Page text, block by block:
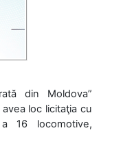
din Moldova”
loc licitaţia cu
16 locomotive,